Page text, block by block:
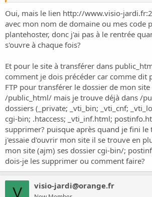
Oui, mais le lien http://www.visio-
avec mon nom de domaine ou mes code
plantehoster, donc j'ai pas à le rentrée
s'ouvre à chaque fois?
Et pour le site à transférer dans
comment je dois précéder car comme dit
FTP pour transférer le dossier de mon
/public_html/ mais je trouve déjà dans /
dossiers (_private; _vti_bin; _vti_cnf;
cgi-bin; .htaccess; _vti_inf.html;
supprimer? puisque après quand je fini le
j'essaie d'ouvrir mon site il se trouve en
mon site (ajm) ses dossier cgi-bin/;
dois-je les supprimer ou comment faire?
V visio-jardi@orange.fr